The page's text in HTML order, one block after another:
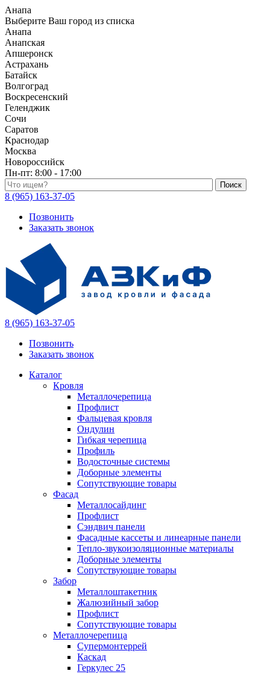
Анапа
Выберите Ваш город из списка
Анапа
Анапская
Апшеронск
Астрахань
Батайск
Волгоград
Воскресенский
Геленджик
Сочи
Саратов
Краснодар
Москва
Новороссийск
Пн-пт: 8:00 - 17:00
Поиск по каталогу
8 (965) 163-37-05
Позвонить
Заказать звонок
8 (965) 163-37-05
Позвонить
Заказать звонок
Каталог
Кровля
Металлочерепица
Профлист
Фальцевая кровля
Ондулин
Гибкая черепица
Профиль
Водосточные системы
Доборные элементы
Сопутствующие товары
Фасад
Металлосайдинг
Профлист
Сэндвич панели
Фасадные кассеты и линеарные панели
Тепло-звукоизоляционные материалы
Доборные элементы
Сопутствующие товары
Забор
Металлоштакетник
Жалюзийный забор
Профлист
Сопутствующие товары
Металлочерепица
Супермонтеррей
Каскад
Геркулес 25